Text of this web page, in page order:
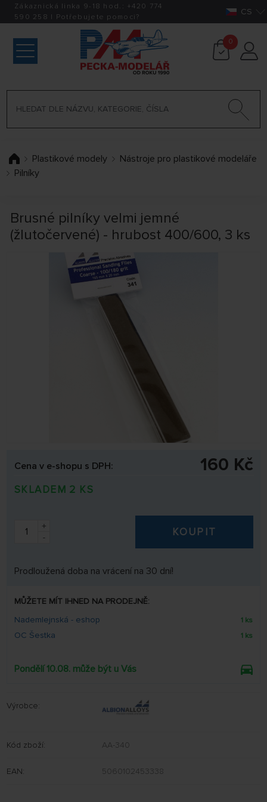
Zákaznická linka 9-18 hod.: +420 774
590 258 | Potřebujete pomoci? CS
0
Plastikové modely
Nástroje pro plastikové modeláře
Pilníky
Brusné pilníky velmi jemné
(žlutočervené) - hrubost 400/600, 3 ks
Cena v e-shopu s DPH: 160 Kč
SKLADEM 2 KS
+
-
KOUPIT
Prodloužená doba na vrácení na 30 dní!
MŮŽETE MÍT IHNED NA PRODEJNĚ:
Nademlejnská - eshop
1 ks
OC Šestka 1 ks
Pondělí 10.08. může být u Vás
Výrobce:
Kód zboží: AA-340
EAN: 5060102453338